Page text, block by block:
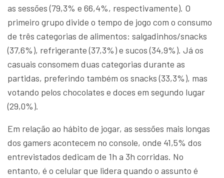
as sessões (79,3% e 66,4%, respectivamente). O
primeiro grupo divide o tempo de jogo com o consumo
de três categorias de alimentos: salgadinhos/snacks
(37,6%), refrigerante (37,3%) e sucos (34,9%). Já os
casuais consomem duas categorias durante as
partidas, preferindo também os snacks (33,3%), mas
votando pelos chocolates e doces em segundo lugar
(29,0%).
Em relação ao hábito de jogar, as sessões mais longas
dos gamers acontecem no console, onde 41,5% dos
entrevistados dedicam de 1h a 3h corridas. No
entanto, é o celular que lidera quando o assunto é